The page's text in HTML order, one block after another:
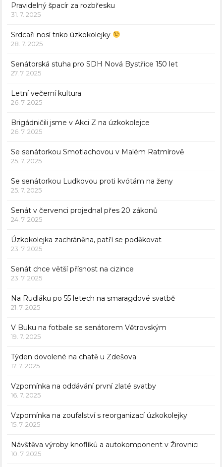
Pravidelný špacír za rozbřesku
31. 7. 2025
Srdcaři nosí triko úzkokolejky
28. 7. 2025
Senátorská stuha pro SDH Nová Bystřice 150 let
27. 7. 2025
Letní večerní kultura
26. 7. 2025
Brigádničili jsme v Akci Z na úzkokolejce
26. 7. 2025
Se senátorkou Smotlachovou v Malém Ratmírově
25. 7. 2025
Se senátorkou Ludkovou proti kvótám na ženy
25. 7. 2025
Senát v červenci projednal přes 20 zákonů
24. 7. 2025
Úzkokolejka zachráněna, patří se poděkovat
23. 7. 2025
Senát chce větší přísnost na cizince
23. 7. 2025
Na Rudláku po 55 letech na smaragdové svatbě
21. 7. 2025
V Buku na fotbale se senátorem Větrovským
19. 7. 2025
Týden dovolené na chatě u Zdešova
17. 7. 2025
Vzpomínka na oddávání první zlaté svatby
16. 7. 2025
Vzpomínka na zoufalství s reorganizací úzkokolejky
15. 7. 2025
Návštěva výroby knoflíků a autokomponent v Žirovnici
10. 7. 2025